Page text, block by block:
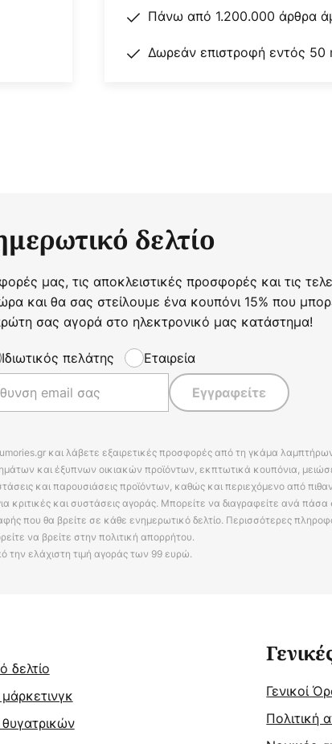
Πάνω από 1.200.000 άρθρα
Δωρεάν επιστροφή εντός 50
δελτίο
μας, τις αποκλειστικές προσφορές και τις
και θα σας στείλουμε ένα κουπόνι 15% που
σας αγορά στο ηλεκτρονικό μας κατάστημα!
Ιδιωτικός πελάτης Εταιρεία
Εγγραφείτε
και λάβετε εξαιρετικές προσφορές από τη γκάμα
και έξυπνων οικιακών προϊόντων, εκπτωτικά κουπόνια,
και παρουσιάσεις προϊόντων, καθώς και περιεχόμενο από
κριτικές και συστάσεις αγοράς. Μπορείτε να διαγραφείτε ανά πάσα
που θα βρείτε σε κάθε ενημερωτικό δελτίο. Περισσότερες
να βρείτε στην πολιτική απορρήτου.
την ελάχιστη τιμή αγοράς των 99 ευρώ.
δελτίο
Γενικοί
Πολιτική